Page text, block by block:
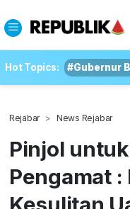
Hot Topics: #Gubernur
Rejabar News Rejabar
Pinjol
Pengamat :